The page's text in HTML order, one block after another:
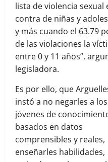
lista de violencia sexual
contra de niñas y
y más cuando el 63.79
de las violaciones la
entre 0 y 11 años”,
legisladora.
Es por ello, que
instó a no negarles a
jóvenes de
basados en datos
comprensibles y reales,
enseñarles habilidades,